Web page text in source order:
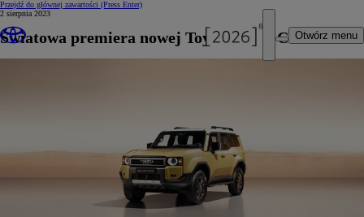
Przejdź do głównej zawartości (Press Enter)
Otwórz menu
2 sierpnia 2023
Światowa premiera nowej Toyoty Land Cruiser